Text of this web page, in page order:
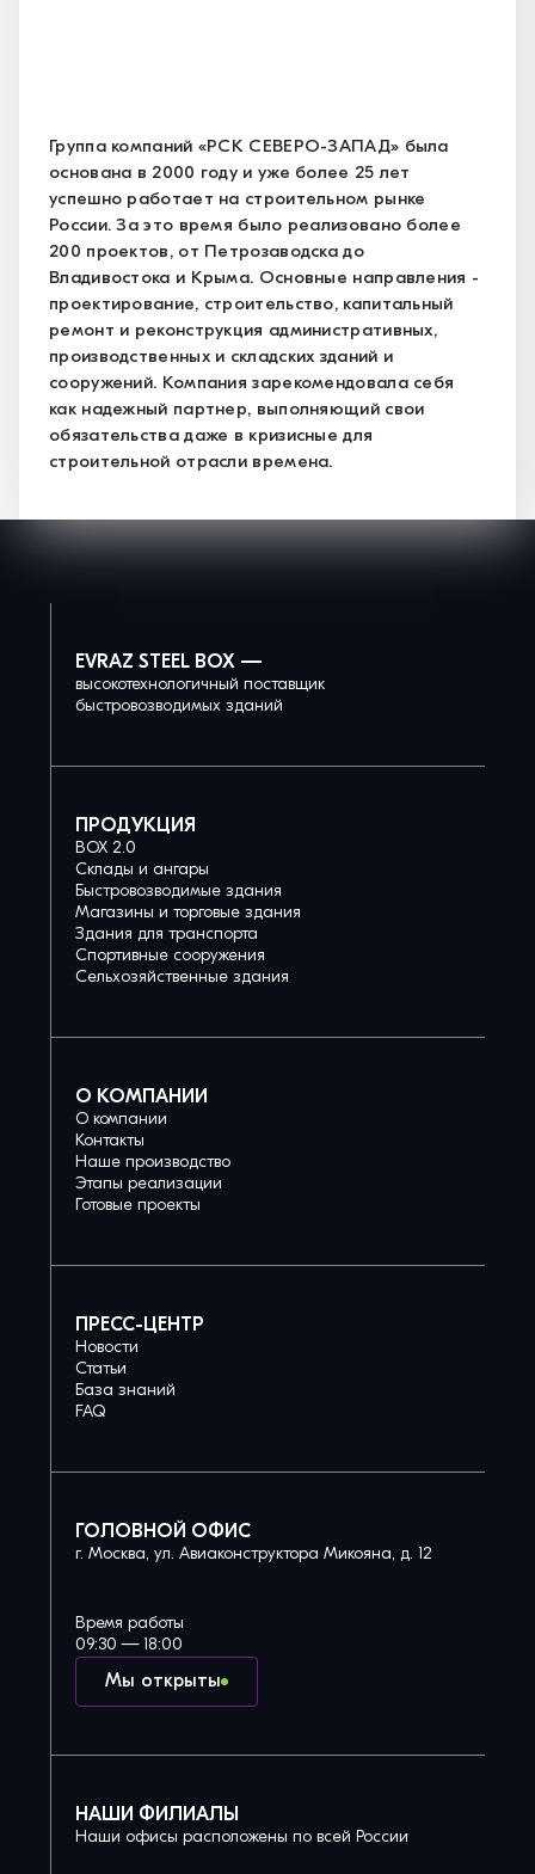
Группа компаний «РСК СЕВЕРО-ЗАПАД» была
основана в 2000 году и уже более 25 лет
успешно работает на строительном рынке
России. За это время было реализовано более
200 проектов, от Петрозаводска до
Владивостока и Крыма. Основные направления -
проектирование, строительство, капитальный
ремонт и реконструкция административных,
производственных и складских зданий и
сооружений. Компания зарекомендовала себя
как надежный партнер, выполняющий свои
обязательства даже в кризисные для
строительной отрасли времена.
EVRAZ STEEL BOX —
высокотехнологичный поставщик
быстровозводимых зданий
ПРОДУКЦИЯ
BOX 2.0
Склады и ангары
Быстровозводимые здания
Магазины и торговые здания
Здания для транспорта
Спортивные сооружения
Сельхозяйственные здания
О КОМПАНИИ
О компании
Контакты
Наше производство
Этапы реализации
Готовые проекты
ПРЕСС-ЦЕНТР
Новости
Статьи
База знаний
FAQ
ГОЛОВНОЙ ОФИС
г. Москва, ул. Авиаконструктора Микояна, д. 12
Мы открыты
Время работы
09:30 — 18:00
НАШИ ФИЛИАЛЫ
Наши офисы расположены по всей России